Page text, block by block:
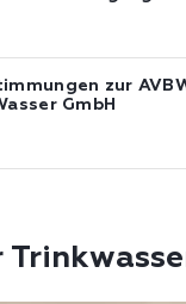
zur
GmbH